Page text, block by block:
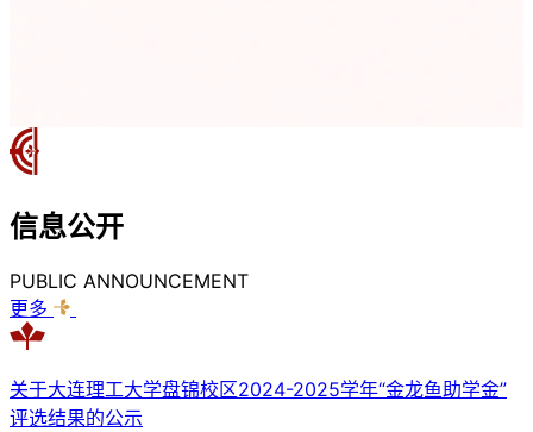
信息公开
PUBLIC ANNOUNCEMENT
更多
关于大连理工大学盘锦校区2024-2025学年“金龙鱼助学金”
评选结果的公示